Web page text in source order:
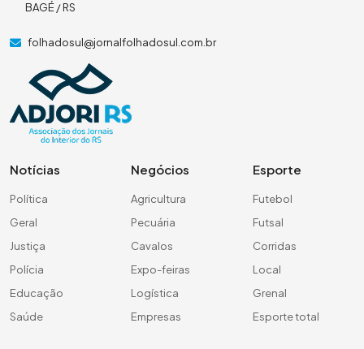
BAGÉ / RS
folhadosul@jornalfolhadosul.com.br
Notícias
Política
Geral
Justiça
Polícia
Educação
Saúde
Negócios
Agricultura
Pecuária
Cavalos
Expo-feiras
Logística
Empresas
Esporte
Futebol
Futsal
Corridas
Local
Grenal
Esporte total